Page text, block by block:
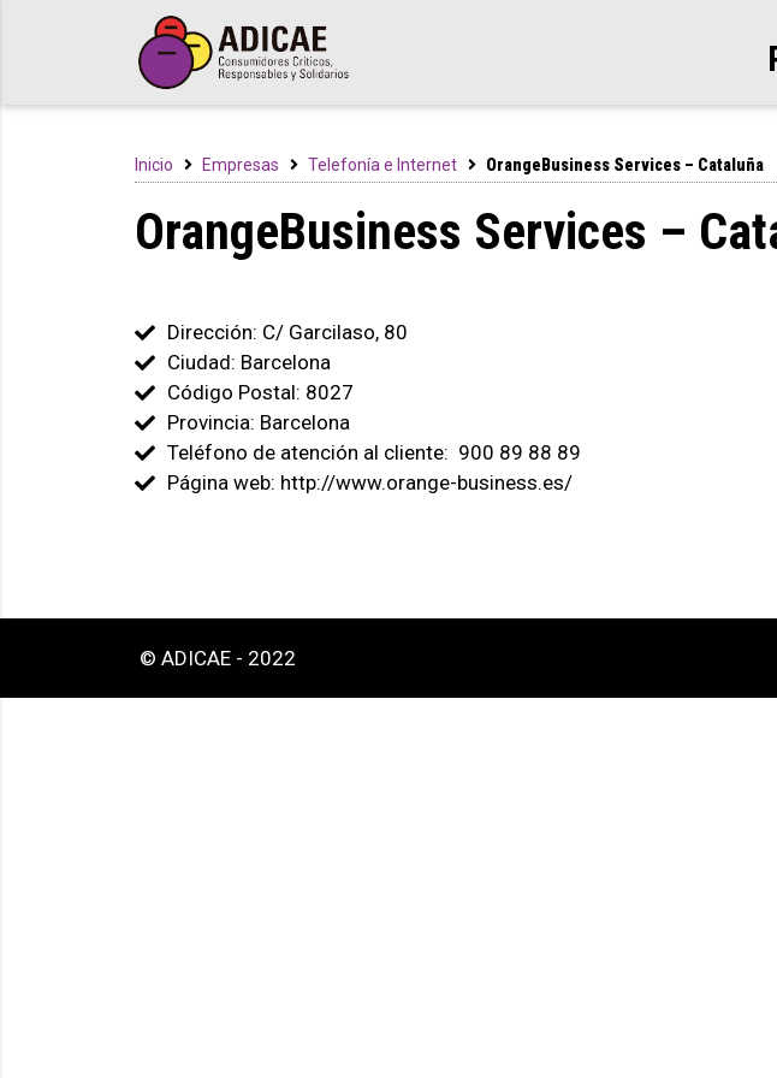
Inicio Empresas Telefonía e Internet OrangeBusiness Services – Cataluña
OrangeBusiness Services –
Dirección: C/ Garcilaso, 80
Ciudad: Barcelona
Código Postal: 8027
Provincia: Barcelona
Teléfono de atención al cliente: 900 89 88 89
Página web: http://www.orange-business.es/
© ADICAE - 2022